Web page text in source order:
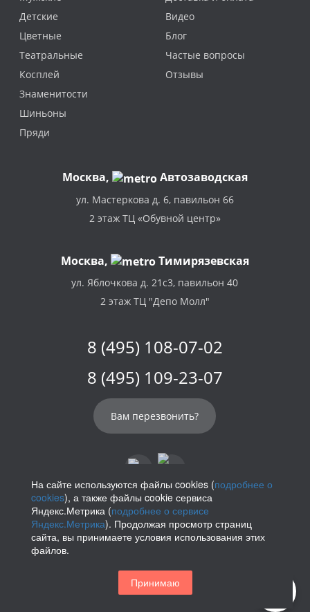
Детские
Цветные
Театральные
Косплей
Знаменитости
Шиньоны
Пряди
Видео
Блог
Частые вопросы
Отзывы
Москва, Автозаводская
ул. Мастеркова д. 6, павильон 66
2 этаж ТЦ «Обувной центр»
Москва, Тимирязевская
ул. Яблочкова д. 21с3, павильон 40
2 этаж ТЦ "Депо Молл"
8 (495) 108-07-02
8 (495) 109-23-07
Вам перезвонить?
info@parikof.ru
Политика конфиденциальности
Магазин париков — Parikof. 2026
На сайте используются файлы cookies (подробнее о
cookies), а также файлы cookie сервиса
Яндекс.Метрика (подробнее о сервисе
Яндекс.Метрика). Продолжая просмотр страниц
сайта, вы принимаете условия использования этих
файлов.
Принимаю